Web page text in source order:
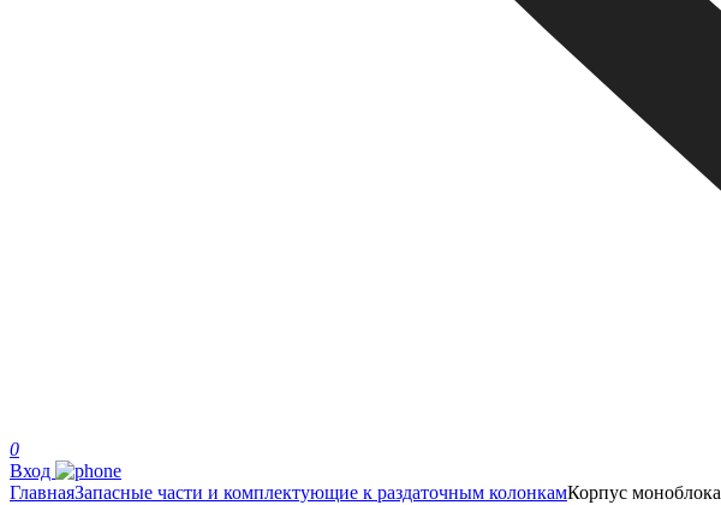
0
Вход
ГлавнаяЗапасные части и комплектующие к раздаточным колонкамКорпус моноблока